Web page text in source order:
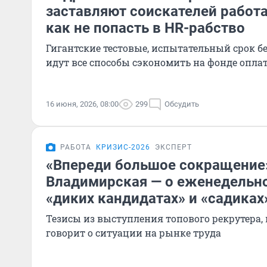
заставляют соискателей
как не попасть в HR-рабство
Гигантские тестовые, испытательный срок
идут все способы сэкономить на фонде
16 июня, 2026, 08:00 299 Обсудить
РАБОТА КРИЗИС-2026 ЭКСПЕРТ
«Впереди большое
Владимирская — о
«диких кандидатах» и
Тезисы из выступления топового
говорит о ситуации на рынке труда